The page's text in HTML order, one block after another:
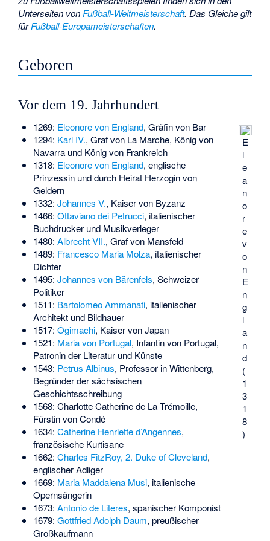
Unterseiten von Fußball-Weltmeisterschaft. Das Gleiche gilt
fürFußball-Europameisterschaften.
Geboren
Vor dem 19. Jahrhundert
E
l
e
a
n
o
r
e
v
o
n
E
n
g
l
a
n
d
(
1
3
1
8
)
1269: Eleonore von England, Gräfin von Bar
1294: Karl IV., Graf von La Marche, König von
Navarra und König von Frankreich
1318: Eleonore von England, englische
Prinzessin und durch Heirat Herzogin von
Geldern
1332: Johannes V., Kaiser von Byzanz
1466: Ottaviano dei Petrucci, italienischer
Buchdrucker und Musikverleger
1480: Albrecht VII., Graf von Mansfeld
1489: Francesco Maria Molza, italienischer
Dichter
1495: Johannes von Bärenfels, Schweizer
Politiker
1511: Bartolomeo Ammanati, italienischer
Architekt und Bildhauer
1517: Ōgimachi, Kaiser von Japan
1521: Maria von Portugal, Infantin von Portugal,
Patronin der Literatur und Künste
1543: Petrus Albinus, Professor in Wittenberg,
Begründer der sächsischen
Geschichtsschreibung
1568: Charlotte Catherine de La Trémoille,
Fürstin von Condé
1634: Catherine Henriette d’Angennes,
französische Kurtisane
1662: Charles FitzRoy, 2. Duke of Cleveland,
englischer Adliger
1669: Maria Maddalena Musi, italienische
Opernsängerin
1673: Antonio de Literes, spanischer Komponist
1679: Gottfried Adolph Daum, preußischer
Großkaufmann